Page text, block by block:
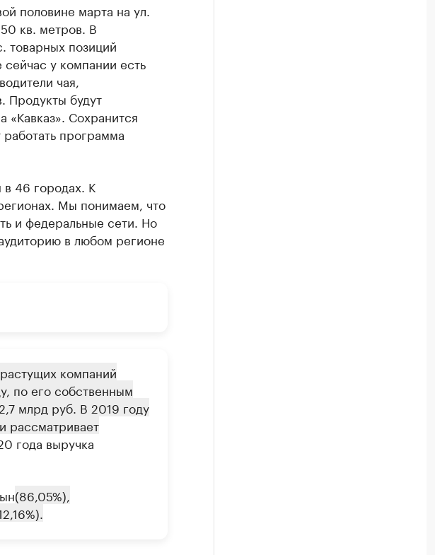
половине марта на ул.
кв. метров. В
товарных позиций
у компании есть
чая,
Продукты будут
«Кавказ». Сохранится
программа
46 городах. К
Мы понимаем, что
и федеральные сети. Но
в любом регионе
компаний
по его собственным
млрд руб. В 2019 году
рассматривает
года выручка
(86,05%),